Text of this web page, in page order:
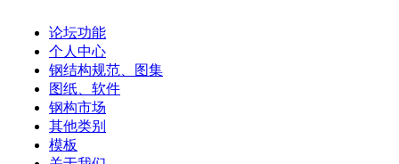
论坛功能
个人中心
钢结构规范、图集
图纸、软件
钢构市场
其他类别
模板